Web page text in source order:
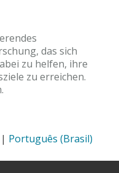
das sich
zu helfen, ihre
zu erreichen.
| Português (Brasil)